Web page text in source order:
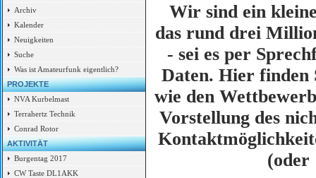
Archiv
Kalender
Neuigkeiten
Suche
Was ist Amateurfunk eigentlich?
PROJEKTE
NVA Kurbelmast
Terrahertz Technik
Conrad Rotor
AKTIVITÄT
Burgentag 2017
CW Taste DL1AKK
Wir sind ein
das rund drei
- sei es per
Daten. Hier finden
wie den
Vorstellung des
(oder